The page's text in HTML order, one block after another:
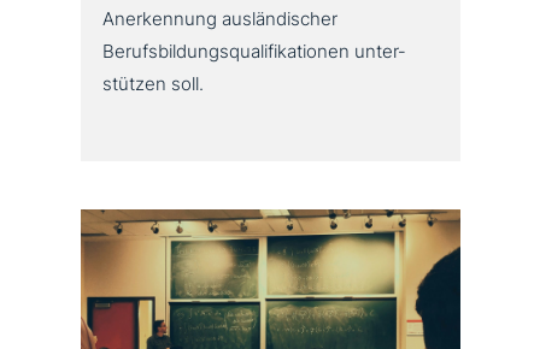
Anerkennung aus­län­di­scher
Berufsbildungsqualifikationen unter­
stüt­zen soll.